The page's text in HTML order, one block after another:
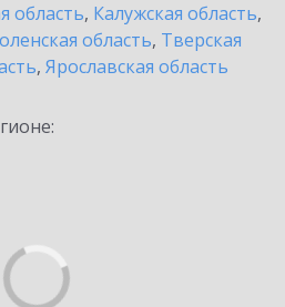
область, Калужская область,
область, Тверская
, Ярославская область